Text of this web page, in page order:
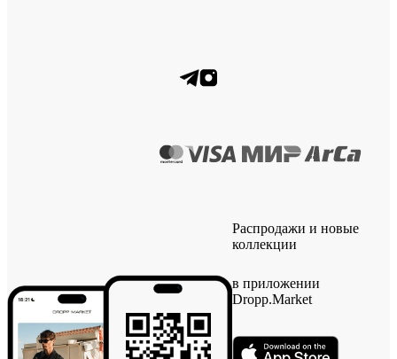
Распродажи и новые
коллекции
в приложении
Dropp.Market